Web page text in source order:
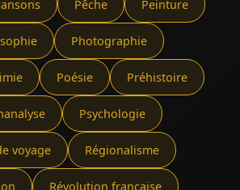
Pêche Peinture
Photographie
Poésie Préhistoire
Psychologie
voyage Régionalisme
Révolution française